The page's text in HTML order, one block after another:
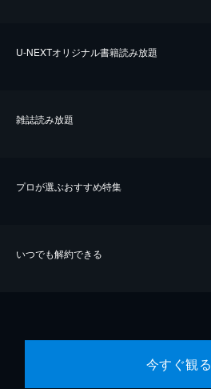
U-NEXTオリジナル書籍読み放題
雑誌読み放題
プロが選ぶおすすめ特集
いつでも解約できる
今すぐ観る